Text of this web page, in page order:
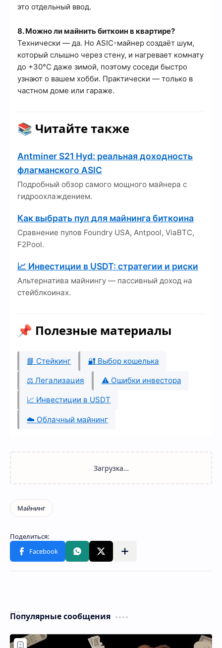
это отдельный ввод.
8. Можно ли майнить биткоин в квартире?
Технически — да. Но ASIC-майнер создаёт шум,
который слышно через стену, и нагревает комнату
до +30°C даже зимой, поэтому соседи быстро
узнают о вашем хобби. Практически — только в
частном доме или гараже.
📚 Читайте также
Antminer S21 Hyd: реальная доходность
флагманского ASIC
Подробный обзор самого мощного майнера с
гидроохлаждением.
Как выбрать пул для майнинга биткоина
Сравнение пулов Foundry USA, Antpool, ViaBTC,
F2Pool.
📈 Инвестиции в USDT: стратегии и риски
Альтернатива майнингу — пассивный доход на
стейблкоинах.
📌 Полезные материалы
📘 Стейкинг 🔐 Выбор кошелька
⚖️ Легализация ⚠️ Ошибки инвестора
📈 Инвестиции в USDT
☁️ Облачный майнинг
Популярные сообщения